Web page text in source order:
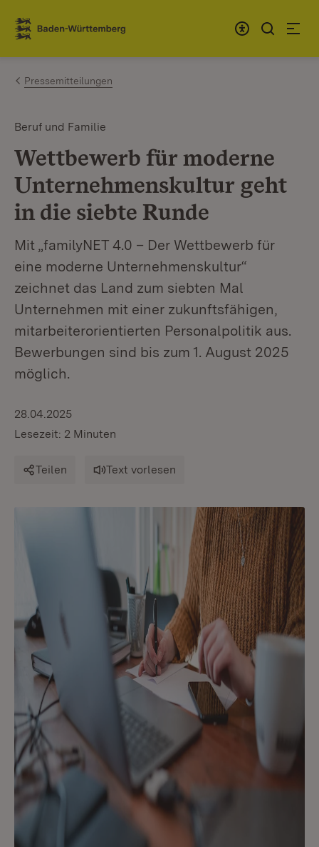
Zum Inhalt springen
Link zur Startseite
Pressemitteilungen
Beruf und Familie
Wettbewerb für moderne
Unternehmenskultur geht
in die siebte Runde
Mit „familyNET 4.0 – Der Wettbewerb für
eine moderne Unternehmenskultur“
zeichnet das Land zum siebten Mal
Unternehmen mit einer zukunftsfähigen,
mitarbeiterorientierten Personalpolitik aus.
Bewerbungen sind bis zum 1. August 2025
möglich.
28.04.2025
Lesezeit: 2 Minuten
Teilen Text vorlesen